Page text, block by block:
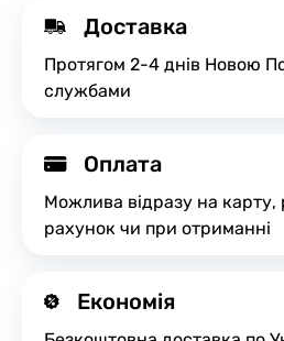
Доставка
Протягом 2-4 днів Новою
службами
Оплата
Можлива відразу на карту,
рахунок чи при отриманні
Економія